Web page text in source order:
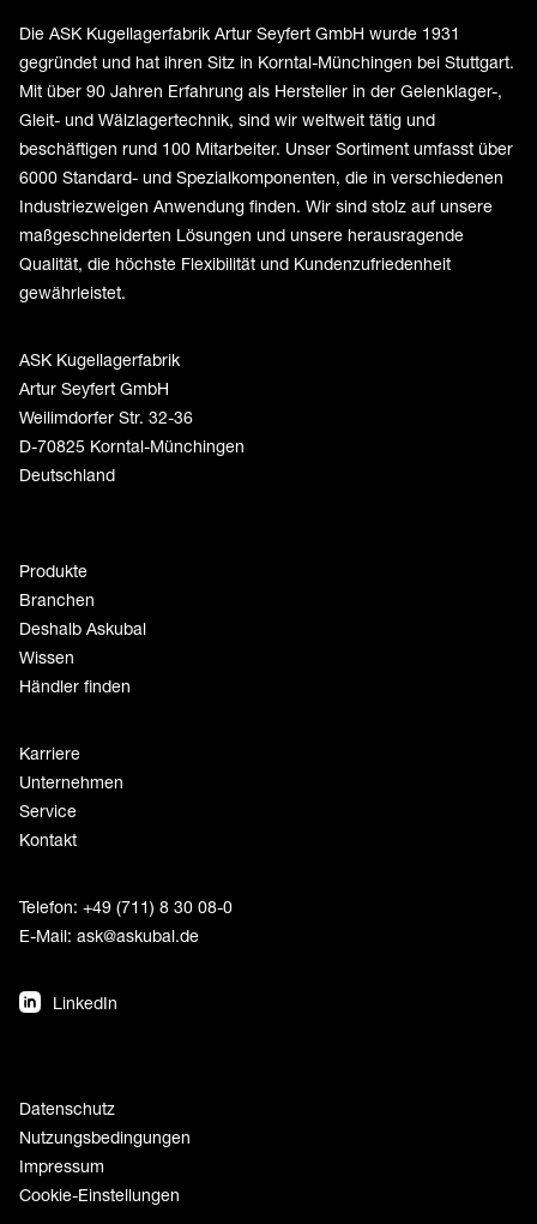
Die ASK Kugellagerfabrik Artur Seyfert GmbH wurde 1931
gegründet und hat ihren Sitz in Korntal-Münchingen bei Stuttgart.
Mit über 90 Jahren Erfahrung als Hersteller in der Gelenklager-,
Gleit- und Wälzlagertechnik, sind wir weltweit tätig und
beschäftigen rund 100 Mitarbeiter. Unser Sortiment umfasst über
6000 Standard- und Spezialkomponenten, die in verschiedenen
Industriezweigen Anwendung finden. Wir sind stolz auf unsere
maßgeschneiderten Lösungen und unsere herausragende
Qualität, die höchste Flexibilität und Kundenzufriedenheit
gewährleistet.
ASK Kugellagerfabrik
Artur Seyfert GmbH
Weilimdorfer Str. 32-36
D-70825 Korntal-Münchingen
Deutschland
Produkte
Branchen
Deshalb Askubal
Wissen
Händler finden
Karriere
Unternehmen
Service
Kontakt
Telefon: +49 (711) 8 30 08-0
E-Mail: ask@askubal.de
LinkedIn
Datenschutz
Nutzungsbedingungen
Impressum
Cookie-Einstellungen